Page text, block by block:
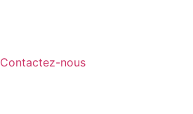
Contactez-nous